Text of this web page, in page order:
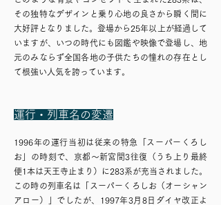
その独特なデザインと乗り心地の良さから瞬く間に
大好評となりました。登場から25年以上が経過して
いますが、いつの時代にも図鑑や映像で登場し、地
元のみならず全国各地の子供たちの憧れの存在とし
て根強い人気を誇っています。
​運行・列車名の変遷
1996年の運行当初は従来の特急「スーパーくろし
お」の時刻で、京都～新宮間3往復（うち上り最終
便1本は天王寺止まり）に283系が充当されました。
この時の列車名は「スーパーくろしお（オーシャン
アロー）」でしたが、
1997年3月8日ダイヤ改正よ